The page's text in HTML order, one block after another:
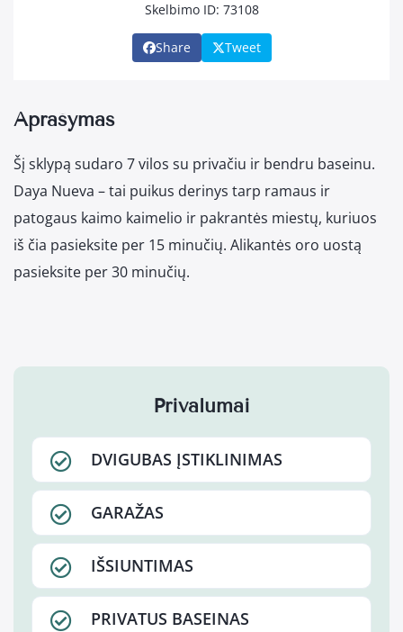
Skelbimo ID: 73108
Share Tweet
Aprašymas
Šį sklypą sudaro 7 vilos su privačiu ir bendru baseinu.
Daya Nueva – tai puikus derinys tarp ramaus ir
patogaus kaimo kaimelio ir pakrantės miestų, kuriuos
iš čia pasieksite per 15 minučių. Alikantės oro uostą
pasieksite per 30 minučių.
Privalumai
DVIGUBAS ĮSTIKLINIMAS
GARAŽAS
IŠSIUNTIMAS
PRIVATUS BASEINAS